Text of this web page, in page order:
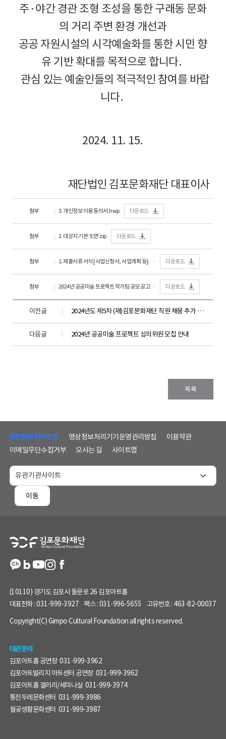
주·야간 경관 조형 조성을 통한 구래동 문화
의 거리 주변 환경 개선과
공공 자원시설의 시각예술화를 통한 시민 향
유 기반 확대를 목적으로 합니다.
관심 있는 예술인들의 적극적인 참여를 바랍
니다.
2024. 11. 15.
재단법인 김포문화재단 대표이사
첨부 3. 개인정보 이용 동의서.hwp 다운로드
첨부 2. 대상지 기본 도면.zip 다운로드
첨부 1. 제출서류 서식 [사업신청서, 사업계획 등].hwp 다운로드
첨부 2024년 공공미술 프로젝트 작가팀 공모 공고문.pdf 다운로드
이전글 2024년도 제5차 (재)김포문화재단 직원 채용 추가 합격자 공고
다음글 2024년 공공미술 프로젝트 심의위원 모집 안내
목록
개인정보처리방침 영상정보처리기기운영관리방침
이용약관
이메일무단수집거부
오시는 길 사이트맵
이동
(10110) 경기도 김포시 돌문로 26 김포아트홀
대표전화 :031-999-3927 팩스 :031-996-5655 고유번호 : 463-82-00037
Copyright(C) Gimpo Cultural Foundation all rights reserved.
대관문의
김포아트홀 공연장 031-999-3962
김포아트빌리지 아트센터 공연장 031-999-3962
김포아트홀 갤러리/세미나실 031-999-3974
통진두레문화센터 031-999-3986
월곶생활문화센터 031-999-3987